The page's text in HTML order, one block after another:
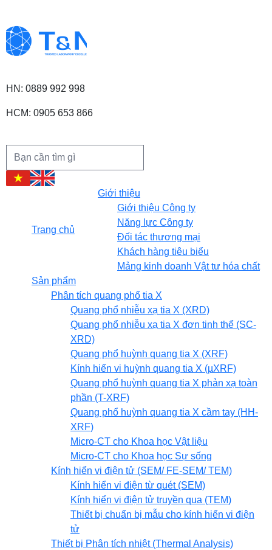
HN: 0889 992 998
HCM: 0905 653 866
Trang chủ
Giới thiệu
Giới thiệu Công ty
Năng lực Công ty
Đối tác thương mại
Khách hàng tiêu biểu
Mảng kinh doanh Vật tư hóa chất
Sản phẩm
Phân tích quang phổ tia X
Quang phổ nhiễu xạ tia X (XRD)
Quang phổ nhiễu xạ tia X đơn tinh thể (SC-
XRD)
Quang phổ huỳnh quang tia X (XRF)
Kính hiển vi huỳnh quang tia X (µXRF)
Quang phổ huỳnh quang tia X phản xạ toàn
phần (T-XRF)
Quang phổ huỳnh quang tia X cầm tay (HH-
XRF)
Micro-CT cho Khoa học Vật liệu
Micro-CT cho Khoa học Sự sống
Kính hiển vi điện tử (SEM/ FE-SEM/ TEM)
Kính hiển vi điện từ quét (SEM)
Kính hiển vi điện tử truyền qua (TEM)
Thiết bị chuẩn bị mẫu cho kính hiển vi điện
tử
Thiết bị Phân tích nhiệt (Thermal Analysis)